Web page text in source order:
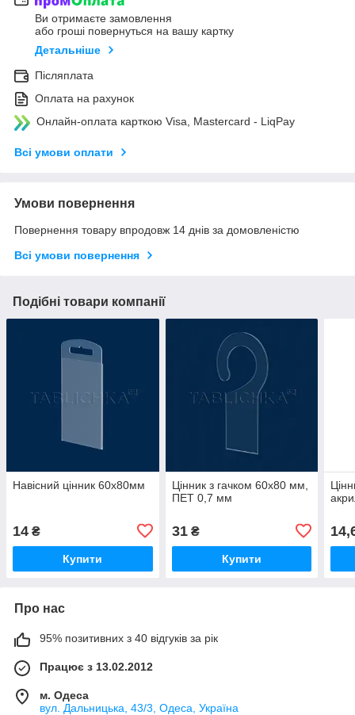
Ви отримаєте замовлення
або гроші повернуться на вашу картку
Детальніше
Післяплата
Оплата на рахунок
Онлайн-оплата карткою Visa, Mastercard - LiqPay
Всі умови оплати
Умови повернення
Повернення товару впродовж 14 днів за домовленістю
Всі умови повернення
Подібні товари компанії
Навісний цінник 60х80мм
14 ₴
Купити
Цінник з гачком 60х80 мм,
ПЕТ 0,7 мм
31₴
Купити
Про нас
95% позитивних з 40 відгуків за рік
Працює з 13.02.2012
м. Одеса
вул. Дальницька, 43/3, Одеса, Україна